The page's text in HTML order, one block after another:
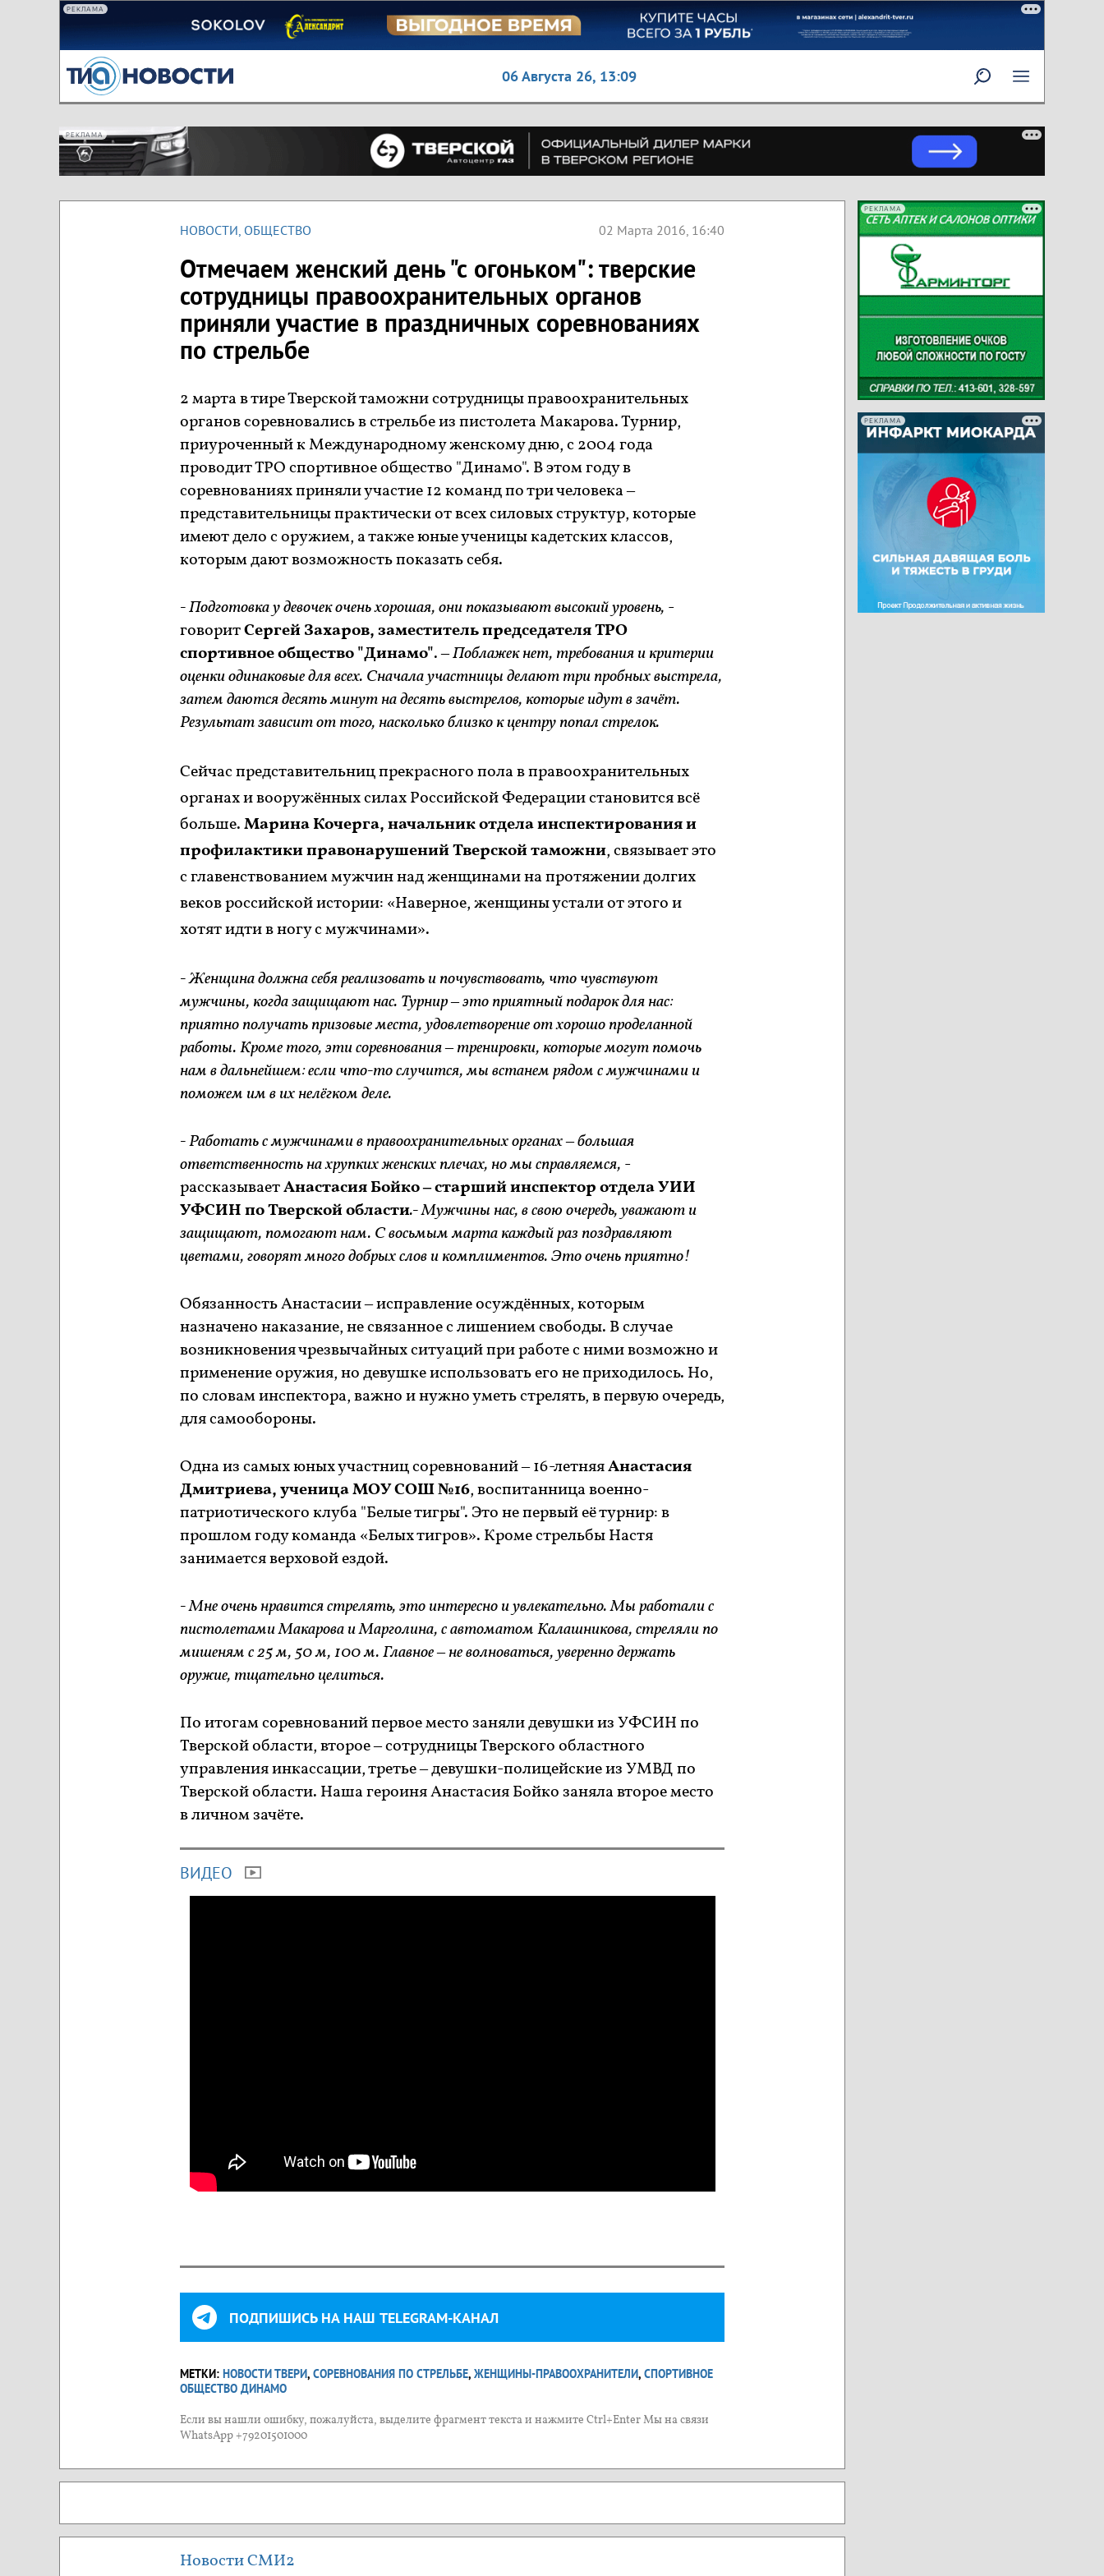
РЕКЛАМА
06 Августа 26, 13:09
РЕКЛАМА
НОВОСТИ, ОБЩЕСТВО 02 Марта 2016, 16:40
Отмечаем женский день "с огоньком": тверские
сотрудницы правоохранительных органов
приняли участие в праздничных соревнованиях
по стрельбе
2 марта в тире Тверской таможни сотрудницы правоохранительных
органов соревновались в стрельбе из пистолета Макарова. Турнир,
приуроченный к Международному женскому дню, с 2004 года
проводит ТРО спортивное общество "Динамо". В этом году в
соревнованиях приняли участие 12 команд по три человека –
представительницы практически от всех силовых структур, которые
имеют дело с оружием, а также юные ученицы кадетских классов,
которым дают возможность показать себя.
- Подготовка у девочек очень хорошая, они показывают высокий уровень, -
говоритСергей Захаров, заместитель председателя ТРО
спортивное общество "Динамо".– Поблажек нет, требования и критерии
оценки одинаковые для всех. Сначала участницы делают три пробных выстрела,
затем даются десять минут на десять выстрелов, которые идут в зачёт.
Результат зависит от того, насколько близко к центру попал стрелок.
Сейчас представительниц прекрасного пола в правоохранительных
органах и вооружённых силах Российской Федерации становится всё
больше.Марина Кочерга, начальник отдела инспектирования и
профилактики правонарушений Тверской таможни, связывает это
с главенствованием мужчин над женщинами на протяжении долгих
веков российской истории: «Наверное, женщины устали от этого и
хотят идти в ногу с мужчинами».
- Женщина должна себя реализовать и почувствовать, что чувствуют
мужчины, когда защищают нас. Турнир – это приятный подарок для нас:
приятно получать призовые места, удовлетворение от хорошо проделанной
работы. Кроме того, эти соревнования – тренировки, которые могут помочь
нам в дальнейшем: если что-то случится, мы встанем рядом с мужчинами и
поможем им в их нелёгком деле.
- Работать с мужчинами в правоохранительных органах – большая
ответственность на хрупких женских плечах, но мы справляемся, -
рассказываетАнастасия Бойко – старший инспектор отдела УИИ
УФСИН по Тверской области.- Мужчины нас, в свою очередь, уважают и
защищают, помогают нам. С восьмым марта каждый раз поздравляют
цветами, говорят много добрых слов и комплиментов. Это очень приятно!
Обязанность Анастасии – исправление осуждённых, которым
назначено наказание, не связанное с лишением свободы. В случае
возникновения чрезвычайных ситуаций при работе с ними возможно и
применение оружия, но девушке использовать его не приходилось. Но,
по словам инспектора, важно и нужно уметь стрелять, в первую очередь,
для самообороны.
Одна из самых юных участниц соревнований – 16-летняяАнастасия
Дмитриева, ученица МОУ СОШ №16, воспитанница военно-
патриотического клуба "Белые тигры". Это не первый её турнир: в
прошлом году команда «Белых тигров». Кроме стрельбы Настя
занимается верховой ездой.
- Мне очень нравится стрелять, это интересно и увлекательно. Мы работали с
пистолетами Макарова и Марголина, с автоматом Калашникова, стреляли по
мишеням с 25 м, 50 м, 100 м. Главное – не волноваться, уверенно держать
оружие, тщательно целиться.
По итогам соревнований первое место заняли девушки из УФСИН по
Тверской области, второе – сотрудницы Тверского областного
управления инкассации, третье – девушки-полицейские из УМВД по
Тверской области. Наша героиня Анастасия Бойко заняла второе место
в личном зачёте.
ВИДЕО
ПОДПИШИСЬ НА НАШ TELEGRAM-КАНАЛ
МЕТКИ: НОВОСТИ ТВЕРИ, СОРЕВНОВАНИЯ ПО СТРЕЛЬБЕ, ЖЕНЩИНЫ-ПРАВООХРАНИТЕЛИ, СПОРТИВНОЕ
ОБЩЕСТВО ДИНАМО
Если вы нашли ошибку, пожалуйста, выделите фрагмент текста и нажмите Ctrl+Enter Мы на связи
WhatsApp +79201501000
Новости СМИ2
РЕКЛАМА
РЕКЛАМА